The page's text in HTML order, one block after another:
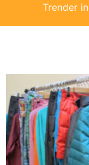
Trender